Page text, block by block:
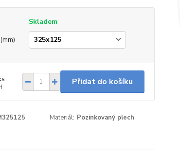
Skladem
Přidat do košíku
Materiál: Pozinkovaný plech